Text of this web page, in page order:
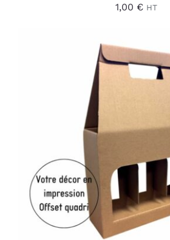
1,00 € HT
AJOUTER AU PANIER